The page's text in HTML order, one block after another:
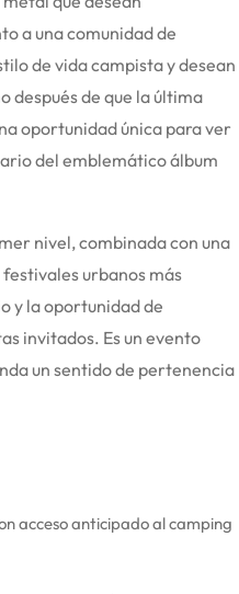
a una comunidad de
de vida campista y desean
después de que la última
oportunidad única para ver
del emblemático álbum
nivel, combinada con una
urbanos más
y la oportunidad de
invitados. Es un evento
un sentido de pertenencia
acceso anticipado al camping